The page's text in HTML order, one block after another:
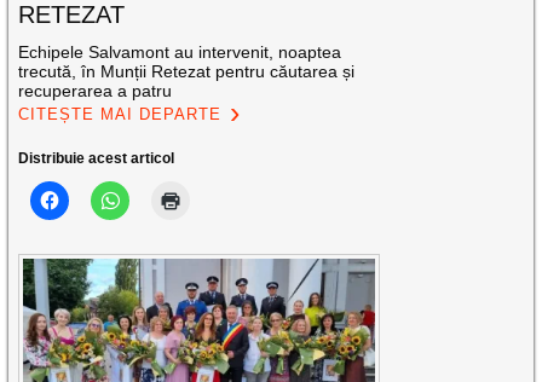
RETEZAT
Echipele Salvamont au intervenit, noaptea
trecută, în Munții Retezat pentru căutarea și
recuperarea a patru
CITEȘTE MAI DEPARTE
Distribuie acest articol